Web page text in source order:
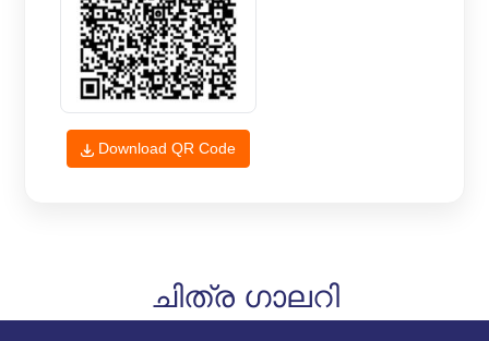
Download QR Code
ചിത്ര ഗാലറി